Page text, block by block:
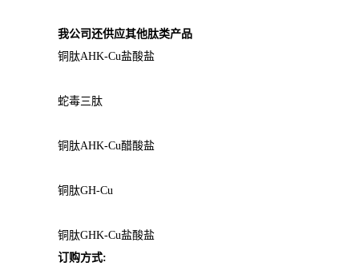
我公司还供应其他肽类产品
铜肽AHK-Cu盐酸盐
蛇毒三肽
铜肽AHK-Cu醋酸盐
铜肽GH-Cu
铜肽GHK-Cu盐酸盐
订购方式: